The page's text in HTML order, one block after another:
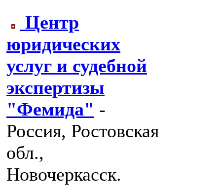
Центр
юридических
услуг и судебной
экспертизы
"Фемида" -
Россия, Ростовская
обл.,
Новочеркасск.